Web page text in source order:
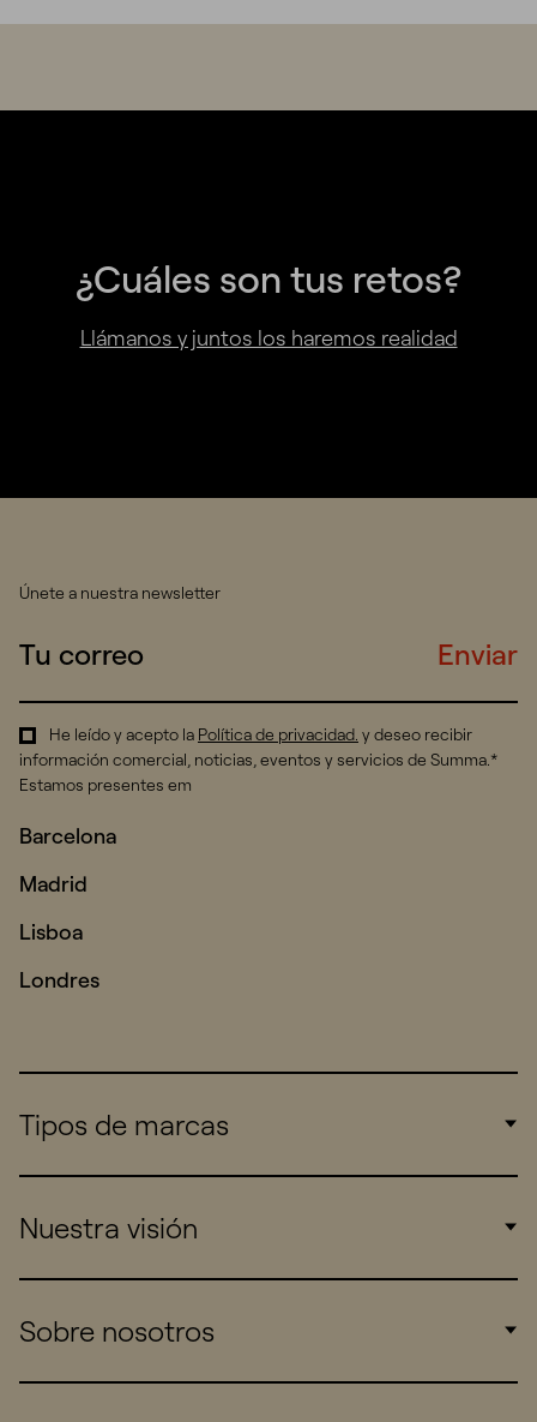
¿Cuáles son tus retos?
Llámanos y juntos los haremos realidad
Únete a nuestra newsletter
Enviar
He leído y acepto la Política de privacidad. y deseo recibir
información comercial, noticias, eventos y servicios de Summa.*
Estamos presentes em
Barcelona
Madrid
Lisboa
Londres
Tipos de marcas
Consumers
Startups
Nuestra visión
Work
Sobre nosotros